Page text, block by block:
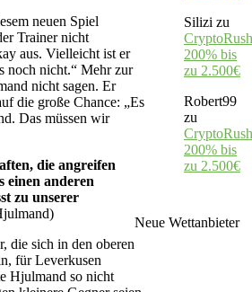
neuen Spiel
Trainer nicht
aus. Vielleicht ist er
noch nicht.“ Mehr zur
nicht sagen. Er
die große Chance: „Es
Das müssen wir
die angreifen
einen anderen
zu unserer
die sich in den oberen
für Leverkusen
Hjulmand so nicht
Silizi zu
200% bis
zu 2.500€
Robert99
zu
200% bis
zu 2.500€
Neue Wettanbieter